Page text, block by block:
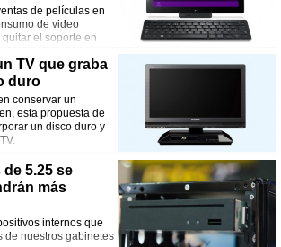
de películas en
de video
el soporte en
sistema operativo. Para poder ver videos en DVD,
de terceros o adquirir un pack.
TV que graba
duro
conservar un
esta propuesta de
un disco duro y
5.25 se
más
internos que
de nuestros gabinetes